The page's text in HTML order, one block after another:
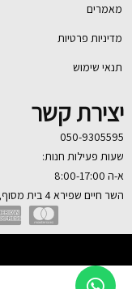
מאמרים
מדיניות פרטיות
תנאי שימוש
יצירת קשר
050-9305595
שעות פעילות חנות:
א-ה 8:00-17:00
השר חיים שפירא 4 בית מסוף, ראשון לציון